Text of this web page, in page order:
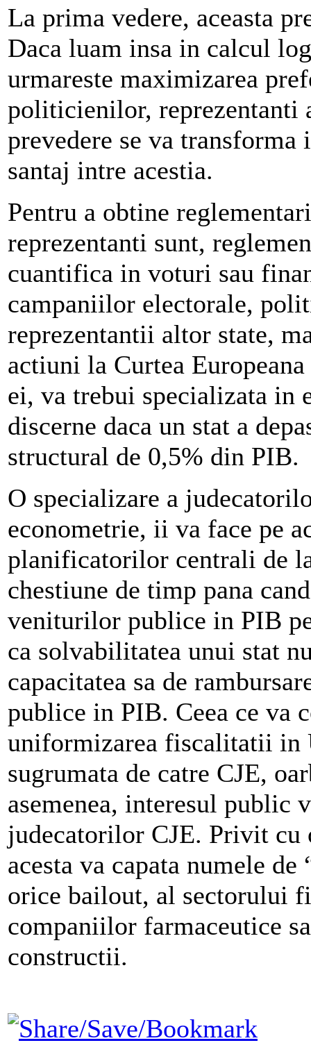
La prima vedere, aceasta
Daca luam insa in calcul
urmareste maximizarea
politicienilor, reprezentanti
prevedere se va
santaj intre acestia.
Pentru a obtine
reprezentanti sunt,
cuantifica in voturi sau
campaniilor electorale,
reprezentantii altor state,
actiuni la Curtea
ei, va trebui specializata in
discerne daca un stat a
structural de 0,5% din PIB.
O specializare a
econometrie, ii va face pe
planificatorilor centrali de
chestiune de timp pana
veniturilor publice in PIB
ca solvabilitatea unui stat
capacitatea sa de
publice in PIB. Ceea ce va
uniformizarea fiscalitatii in
sugrumata de catre CJE,
asemenea, interesul public
judecatorilor CJE. Privit
acesta va capata numele
orice bailout, al sectorului
companiilor farmaceutice
constructii.